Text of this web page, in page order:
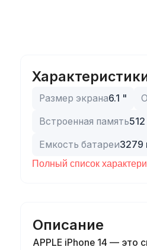
Размер экрана6.1 "
Встроенная память512
Емкость батареи3279
Полный список
Описание
APPLE iPhone 14 — это